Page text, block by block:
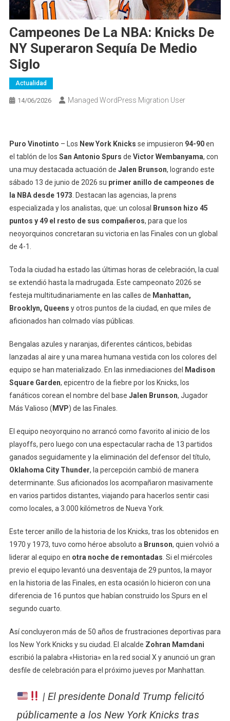
Campeones De La NBA: Knicks De
NY Superaron Sequía De Medio
Siglo
Actualidad
14/06/2026 Managed WordPress Migration User
Puro Vinotinto – Los New York Knicks se impusieron 94-90en
el tablón de los San Antonio Spurs de Victor Wembanyama, con
una muy destacada actuación de Jalen Brunson, logrando este
sábado 13 de junio de 2026 su primer anillo de campeones de
la NBA desde 1973 . Destacan las agencias, la prens
especializada y los analistas, que: un colosal
Brunson hizo 45
puntos y 49 el resto de sus compañeros, para que los
neoyorquinos concretaran su victoria en las Finales con un global
de 4-1.
Toda la ciudad ha estado las últimas horas de celebración, la cual
se extendió hasta la madrugada. Este campeonato 2026 se
festeja multitudinariamente en las calles de Manhattan,
Brooklyn, Queens y otros puntos de la ciudad, en que miles de
aficionados han colmado vías públicas.
Bengalas azules y naranjas, diferentes cánticos, bebidas
lanzadas al aire y una marea humana vestida con los colores del
equipo se han materializado. En las inmediaciones del
Madison
Square Garden, epicentro de la fiebre por los Knicks, los
fanáticos corean el nombre del base Jalen Brunson, Jugador
Más Valioso ( MVP) de las Finales.
El equipo neoyorquino no arrancó como favorito al inicio de los
playoffs, pero luego con una espectacular racha de 13 partidos
ganados seguidamente y la eliminación del defensor del título,
Oklahoma City Thunder, la percepción cambió de manera
determinante. Sus aficionados los acompañaron masivamente
en varios partidos distantes, viajando para hacerlos sentir casi
como locales, a 3.000 kilómetros de Nueva York.
Este tercer anillo de la historia de los Knicks, tras los obtenidos en
1970 y 1973, tuvo como héroe absoluto a Brunson, quien volvió a
liderar al equipo en otra noche de remontadas . Si el miércoles
previo el equipo levantó una desventaja de 29 puntos, la mayor
en la historia de las Finales, en esta ocasión lo hicieron con una
diferencia de 16 puntos que habían construido los Spurs en el
segundo cuarto.
Así concluyeron más de 50 años de frustraciones deportivas para
los New York Knicks y su ciudad. El alcalde Zohran Mamdani
escribió la palabra «Historia» en la red social X y anunció un gran
desfile de celebración para el próximo jueves por Manhattan.
| El presidente Donald Trump felicitó
públicamente a los New York Knicks tras